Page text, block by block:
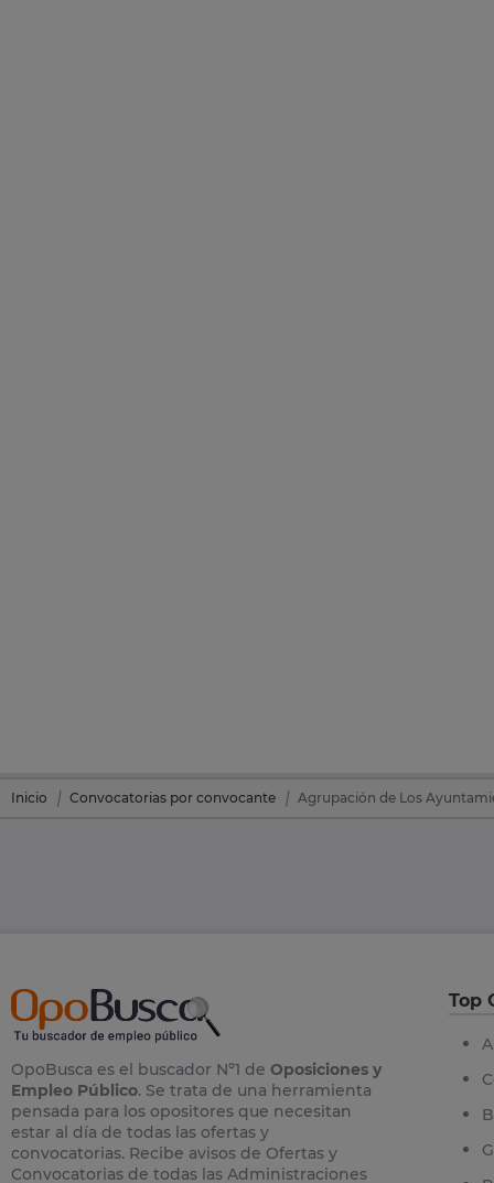
Inicio Convocatorias por convocante Agrupación de Los
OpoBusca es el buscador Nº1 de Oposiciones y
Empleo Público. Se trata de una herramienta
pensada para los opositores que necesitan
estar al día de todas las ofertas y
convocatorias. Recibe avisos de Ofertas y
Convocatorias de todas las Administraciones
Top